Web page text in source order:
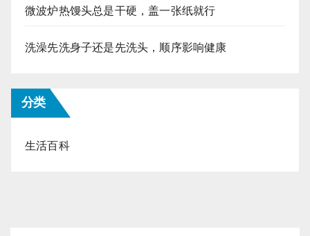
微波炉热馒头总是干硬，盖一张纸就行
洗澡先洗身子还是先洗头，顺序影响健康
分类
生活百科